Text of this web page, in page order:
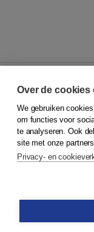
© 2026Koninklijke
Klantenservice
Service & informatie
Contact
Over de cookies
We gebruiken
om functies voor
te analyseren. Ook
site met onze
Privacy- en